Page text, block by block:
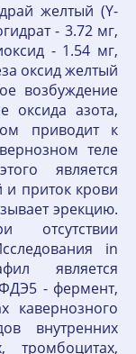
желтый (Y-
- 3.72 мг,
- 1.54 мг,
оксид желтый
возбуждение
оксида азота,
приводит к
теле
является
и приток крови
эрекцию.
отсутствии
in
является
- фермент,
кавернозного
внутренних